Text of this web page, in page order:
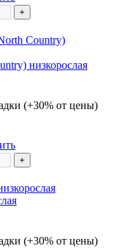
низкорослая
(+30% от цены)
(+30% от цены)